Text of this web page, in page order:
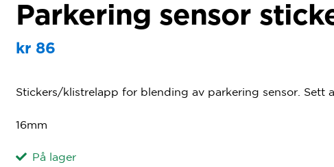
Parkering sensor
kr86
Stickers/klistrelapp for blending av parkering sensor. Sett
16mm
På lager